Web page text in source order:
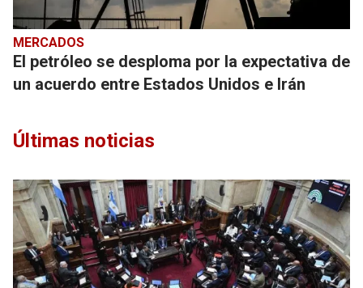
MERCADOS
El petróleo se desploma por la expectativa de
un acuerdo entre Estados Unidos e Irán
Últimas noticias